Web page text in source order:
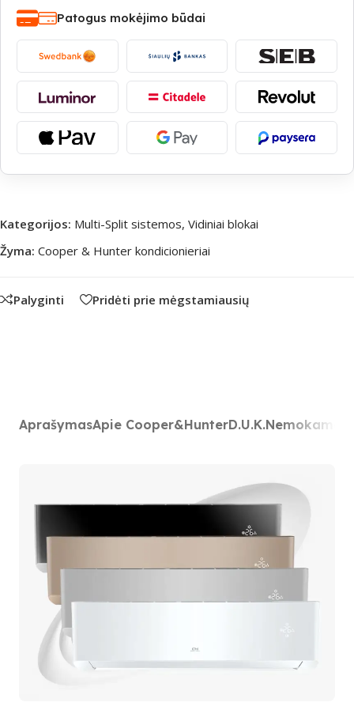
Patogus mokėjimo būdai
Kategorijos: Multi-Split sistemos, Vidiniai blokai
Žyma: Cooper & Hunter kondicionieriai
Palyginti Pridėti prie mėgstamiausių
AprašymasApie Cooper&HunterD.U.K.